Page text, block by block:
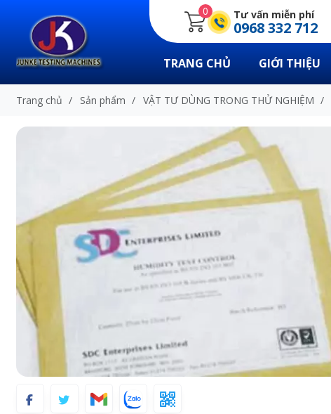
0 Tư vấn miễn phí
0968 332 712
TRANG CHỦ GIỚI THIỆU
Trang chủ / Sản phẩm / VẬT TƯ DÙNG TRONG THỬ NGHIỆM /